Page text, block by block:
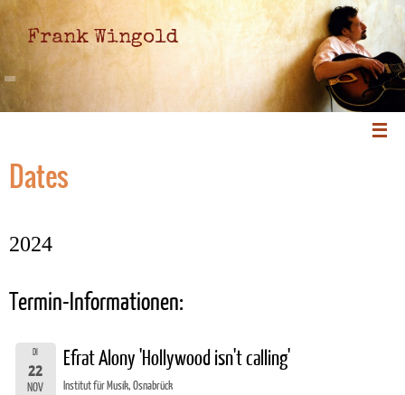
Frank Wingold
Dates
2024
Termin-Informationen:
DI
22
NOV
Efrat Alony 'Hollywood isn't calling'
Institut für Musik, Osnabrück